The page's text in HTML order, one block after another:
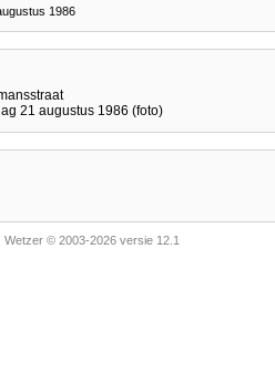
1986
21 augustus 1986 (foto)
Wetzer © 2003-2026 versie 12.1